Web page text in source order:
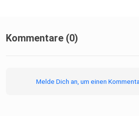
Kommentare (0)
Melde Dich an, um einen